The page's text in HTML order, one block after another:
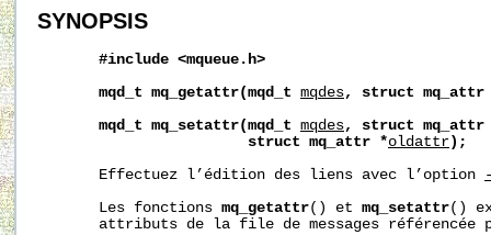
SYNOPSIS
#include <mqueue.h>
mqd_t mq_getattr(mqd_t mqdes, struct mq_attr
mqd_t mq_setattr(mqd_t mqdes, struct mq_attr
struct mq_attr *oldattr );
       Effectuez l’édition des liens avec l’option
       Les fonctions
mq_getattr() et mq_setattr()
attributs de la file de messages référencée